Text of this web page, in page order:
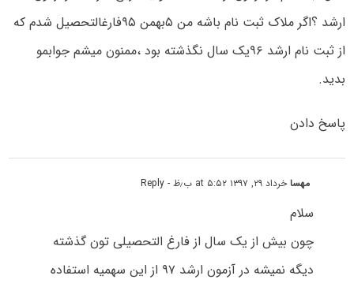
ارشد ؟اگر ملاک ثبت نام باشه من ۵بهمن ۹۵فارغالتحصیل شدم که
از ثبت نام ارشد ۹۶یک سال نگذشته بود ،ممنون میشم جوابمو
بدید.
پاسخ دادن
مهساخرداد ۲۹, ۱۳۹۷ at ۵:۵۲ ب٫ظ - Reply
سلام
چون بیش از یک سال از فارغ التحصیلی تون گذشته
دیگه نمیشه در آزمون ارشد ۹۷ از این سهمیه استفاده